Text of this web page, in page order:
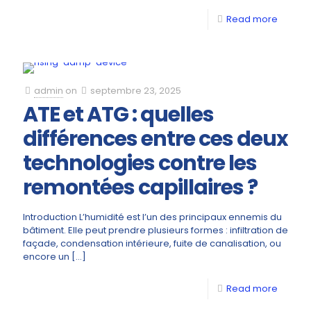
Read more
admin on septembre 23, 2025
ATE et ATG : quelles
différences entre ces deux
technologies contre les
remontées capillaires ?
Introduction L’humidité est l’un des principaux ennemis du
bâtiment. Elle peut prendre plusieurs formes : infiltration de
façade, condensation intérieure, fuite de canalisation, ou
encore un […]
Read more